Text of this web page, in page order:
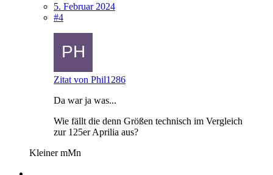
5. Februar 2024
#4
Zitat von Phil1286
Da war ja was...
Wie fällt die denn Größen technisch im Vergleich
zur 125er Aprilia aus?
Kleiner mMn